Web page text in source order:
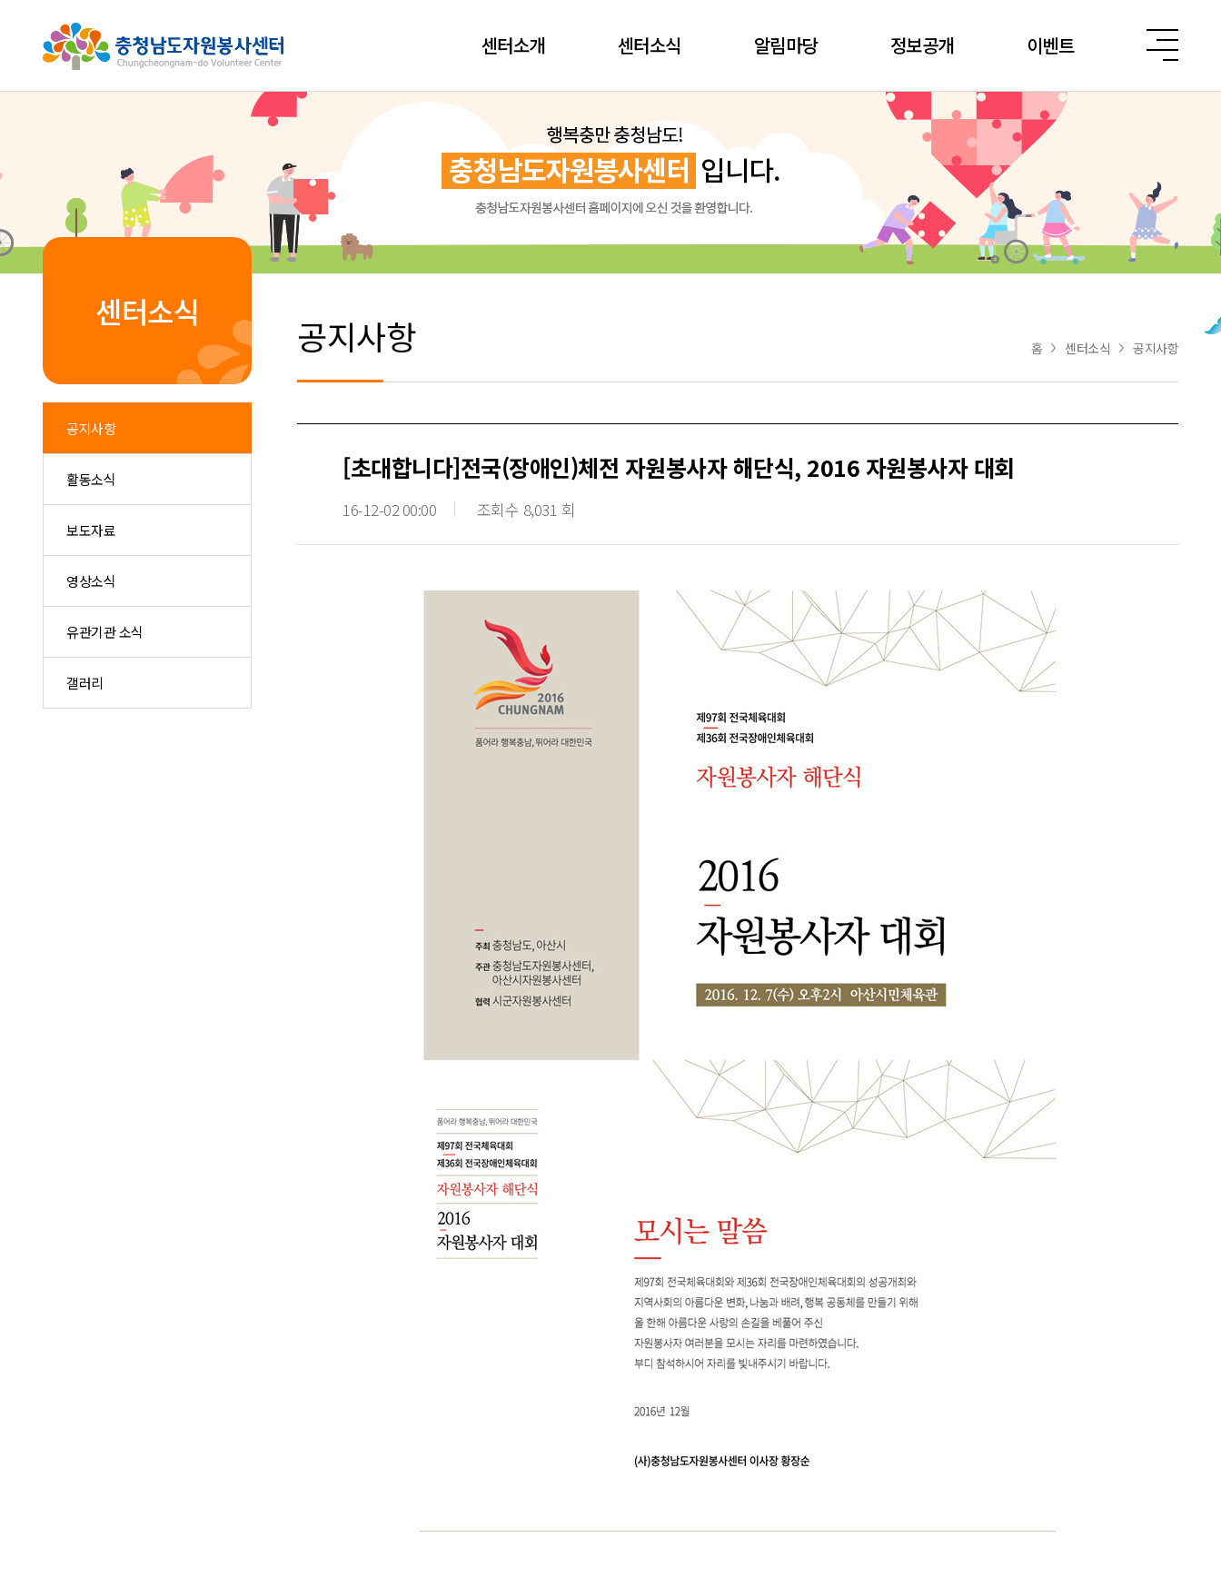
센터소개 센터소식 알림마당 정보공개 이벤트
센터소식
공지사항
활동소식
보도자료
영상소식
유관기관 소식
갤러리
공지사항 홈 센터소식 공지사항
[초대합니다]전국(장애인)체전 자원봉사자 해단식, 2016 자원봉사자 대회
16-12-02 00:00 조회수 8,031 회